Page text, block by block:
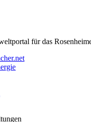
für das